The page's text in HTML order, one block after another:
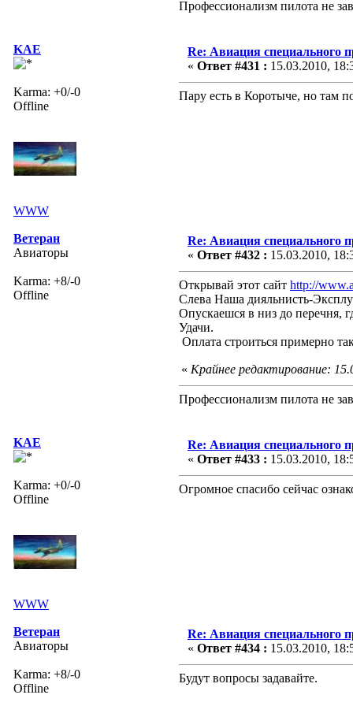
Профессионализм пилота не
KAE
Karma: +0/-0
Offline
WWW
Re: Авиация специального
« Ответ #431 : 15.03.2010,
Пару есть в Коротыче, но там
Ветеран
Авиаторы
Karma: +8/-0
Offline
Re: Авиация специального
« Ответ #432 : 15.03.2010,
Открывай этот сайт http://
Слева Наша дияльнисть-
Опускаешся в низ до перечня,
Удачи.
Оплата строиться примерно
« Крайнее редактирование:
Профессионализм пилота не
KAE
Karma: +0/-0
Offline
WWW
Re: Авиация специального
« Ответ #433 : 15.03.2010,
Огромное спасибо сейчас
Ветеран
Авиаторы
Karma: +8/-0
Offline
Re: Авиация специального
« Ответ #434 : 15.03.2010,
Будут вопросы задавайте.